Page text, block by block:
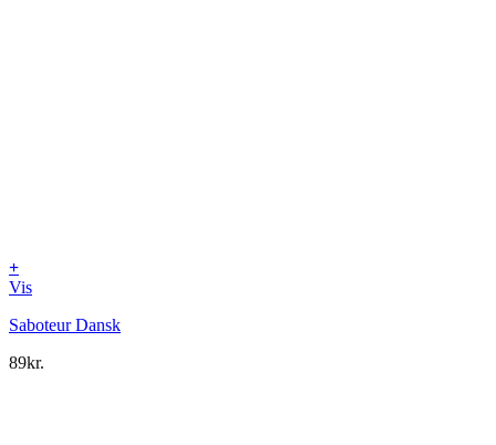
+
Vis
Saboteur Dansk
89kr.